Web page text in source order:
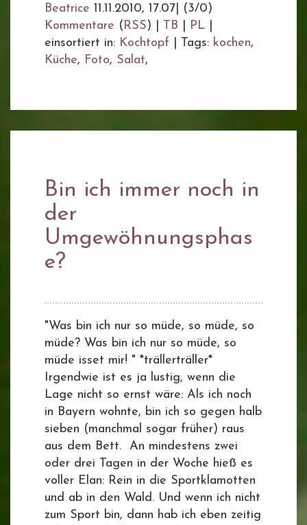
Beatrice 11.11.2010, 17.07
(3/0)
Kommentare (RSS) | TB PL
einsortiert in: Kochtopf Tags: kochen,
Küche, Foto, Salat,
Bin ich immer noch in
der
Umgewöhnungsphas
e?
"Was bin ich nur so müde, so müde, so
müde? Was bin ich nur so müde, so
müde isset mir! " *trällerträller*
Irgendwie ist es ja lustig, wenn die
Lage nicht so ernst wäre: Als ich noch
in Bayern wohnte, bin ich so gegen halb
sieben (manchmal sogar früher) raus
aus dem Bett. An mindestens zwei
oder drei Tagen in der Woche hieß es
voller Elan: Rein in die Sportklamotten
und ab in den Wald. Und wenn ich nicht
zum Sport bin, dann hab ich eben zeitig